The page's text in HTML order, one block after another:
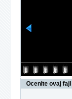
Ocenite ovaj fajl